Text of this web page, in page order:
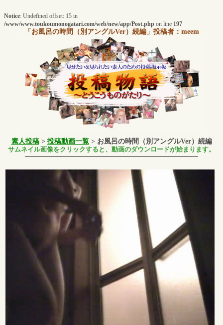
Notice: Undefined offset: 15 in
/www/www.toukoumonogatari.com/web/new/app/Post.php on line 197
「お風呂の時間（別アングルVer）続編」 投稿者：meem
素人投稿> 投稿動画一覧> お風呂の時間（別アングルVer）続編
サムネイル画像をクリックすると、動画のダウンロードが始まります。